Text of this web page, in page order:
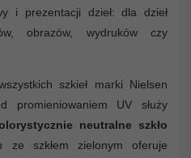
i prezentacji dzieł: dla dzieł
obrazów, wydruków czy
szkieł marki Nielsen
promieniowaniem UV służy
neutralne szkło
szkłem zielonym oferuje